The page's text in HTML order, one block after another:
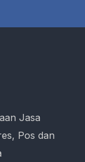
Jasa
Pos dan